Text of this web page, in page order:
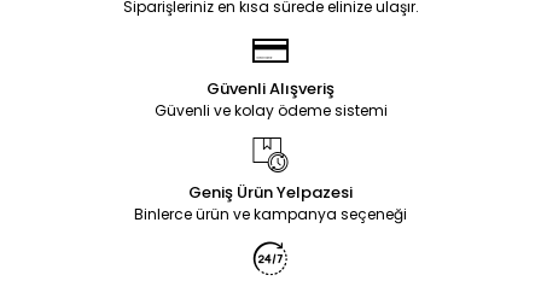
Siparişleriniz en kısa sürede elinize ulaşır.
Güvenli Alışveriş
Güvenli ve kolay ödeme sistemi
Geniş Ürün Yelpazesi
Binlerce ürün ve kampanya seçeneği